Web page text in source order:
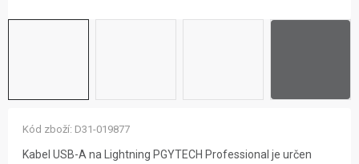
Kabel USB-A na Lightning PGYTECH Professional je určen
Kód zboží: D31-019877